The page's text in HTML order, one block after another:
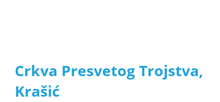
Crkva Presvetog Trojstva,
Krašić